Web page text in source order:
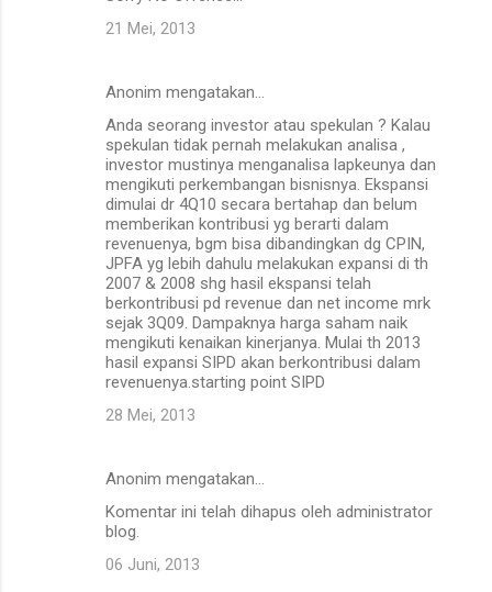
21 Mei, 2013
Anonim mengatakan…
Anda seorang investor atau spekulan ? Kalau
spekulan tidak pernah melakukan analisa ,
investor mustinya menganalisa lapkeunya dan
mengikuti perkembangan bisnisnya. Ekspansi
dimulai dr 4Q10 secara bertahap dan belum
memberikan kontribusi yg berarti dalam
revenuenya, bgm bisa dibandingkan dg CPIN,
JPFA yg lebih dahulu melakukan expansi di th
2007 & 2008 shg hasil ekspansi telah
berkontribusi pd revenue dan net income mrk
sejak 3Q09. Dampaknya harga saham naik
mengikuti kenaikan kinerjanya. Mulai th 2013
hasil expansi SIPD akan berkontribusi dalam
revenuenya.starting point SIPD
28 Mei, 2013
Anonim mengatakan…
Komentar ini telah dihapus oleh administrator
blog.
06 Juni, 2013